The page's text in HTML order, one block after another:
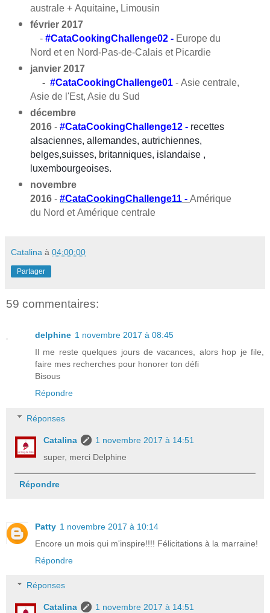
australe + Aquitaine, Limousin
février 2017
- #CataCookingChallenge02 - Europe du
Nord et en Nord-Pas-de-Calais et Picardie
janvier 2017
- #CataCookingChallenge01 - Asie centrale,
Asie de l'Est, Asie du Sud
décembre
2016 - #CataCookingChallenge12 - recettes
alsaciennes, allemandes, autrichiennes,
belges,suisses, britanniques, islandaise ,
luxembourgeoises.
novembre
2016 - #CataCookingChallenge11 - Amérique
du Nord et Amérique centrale
Catalina à 04:00:00
Partager
59 commentaires:
delphine 1 novembre 2017 à 08:45
Il me reste quelques jours de vacances, alors hop je file,
faire mes recherches pour honorer ton défi
Bisous
Répondre
Réponses
Catalina
1 novembre 2017 à 14:51
super, merci Delphine
Répondre
Patty 1 novembre 2017 à 10:14
Encore un mois qui m'inspire!!!! Félicitations à la marraine!
Répondre
Réponses
Catalina
1 novembre 2017 à 14:51